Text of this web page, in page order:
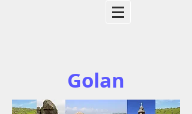
Golan